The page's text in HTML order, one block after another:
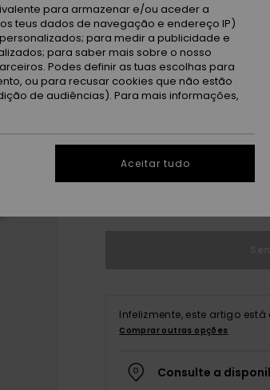
34 35
Infelizmente, este artigo
Comprar outras opções
Consulte a
para armazenar e/ou aceder a
teus dados de navegação e endereço IP)
para medir a publicidade e
para saber mais sobre o nosso
Podes definir as tuas escolhas para
ou para recusar cookies que não estão
de audiências). Para mais informações,
Aceitar tudo